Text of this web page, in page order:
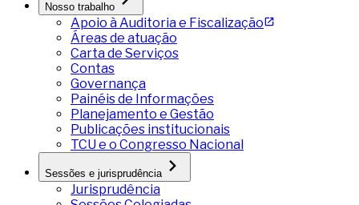
Nosso trabalho
Apoio à Auditoria e Fiscalização
Áreas de atuação
Carta de Serviços
Contas
Governança
Painéis de Informações
Planejamento e Gestão
Publicações institucionais
TCU e o Congresso Nacional
Sessões e jurisprudência
Jurisprudência